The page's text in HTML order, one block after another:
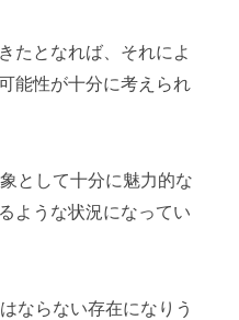
たとなれば、それによ
能性が十分に考えられ
として十分に魅力的な
ような状況になってい
ならない存在になりう